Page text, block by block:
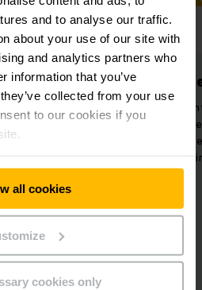
and to analyse our traffic.
about your use of our site with
and analytics partners who
information that you’ve
collected from your use
to our cookies if you
all cookies
cookies only
espacio
logístico de
una
de todos